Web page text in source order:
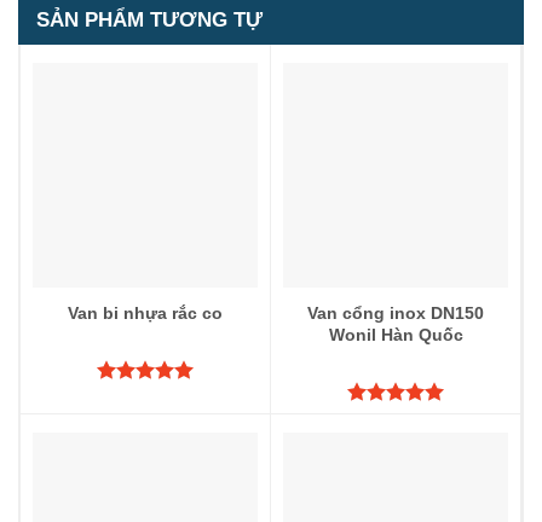
1
SẢN PHẨM TƯƠNG TỰ
Van bi nhựa rắc co
Van cổng inox DN150
Wonil Hàn Quốc